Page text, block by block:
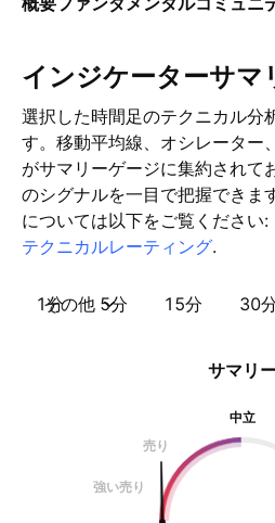
インジケーターサマ
選択した時間足のテクニカル分
す。移動平均線、オシレーター
がサマリーゲージに集約されて
のシグナルを一目で把握できま
については以下をご覧ください:
テクニカルレーティング.
1分 5分 15分 30
その他
サマリ
中立
売り
強い売り